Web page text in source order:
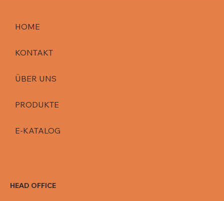
HOME
KONTAKT
ÜBER UNS
PRODUKTE
E-KATALOG
HEAD OFFICE